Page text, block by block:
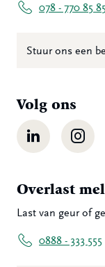
078 - 770 85 85
Stuur ons een
Volg ons
LinkedIn Instagram
Overlast
Last van geur of
0888 - 333 555